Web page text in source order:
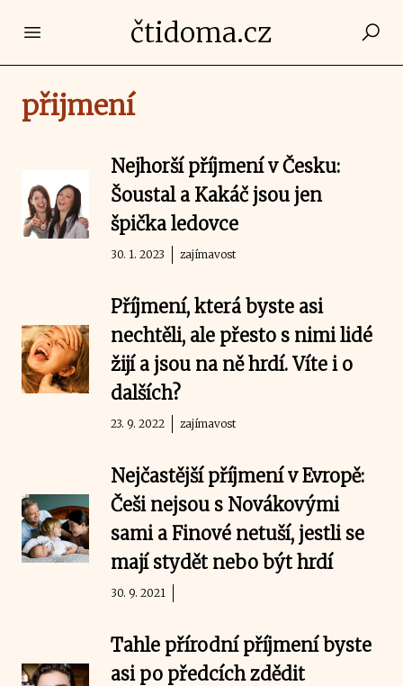
Open main menučtidoma.cz
přijmení
Nejhorší příjmení v Česku:
Šoustal a Kakáč jsou jen
špička ledovce
30. 1. 2023 zajímavost
Příjmení, která byste asi
nechtěli, ale přesto s nimi lidé
žijí a jsou na ně hrdí. Víte i o
dalších?
23. 9. 2022 zajímavost
Nejčastější příjmení v Evropě:
Češi nejsou s Novákovými
sami a Finové netuší, jestli se
mají stydět nebo být hrdí
30. 9. 2021
Tahle přírodní příjmení byste
asi po předcích zdědit